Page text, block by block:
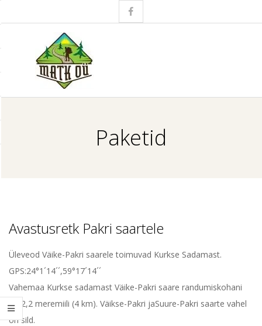
to
Navigation
Paketid
Avastusretk Pakri saartele
Üleveod Väike-Pakri saarele toimuvad Kurkse Sadamast.
GPS:24°1´14´´,59°17´14´´
Vahemaa Kurkse sadamast Väike-Pakri saare randumiskohani
on 2,2 meremiili (4 km). Väikse-Pakri jaSuure-Pakri saarte vahel
on sild.